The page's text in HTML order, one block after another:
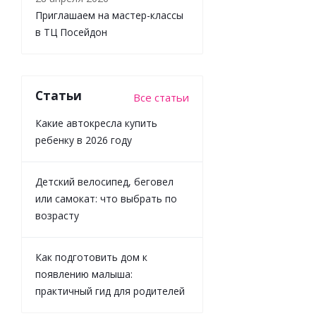
Приглашаем на мастер-классы
в ТЦ Посейдон
Статьи Все статьи
Какие автокресла купить
ребенку в 2026 году
Детский велосипед, беговел
или самокат: что выбрать по
возрасту
Как подготовить дом к
появлению малыша:
практичный гид для родителей